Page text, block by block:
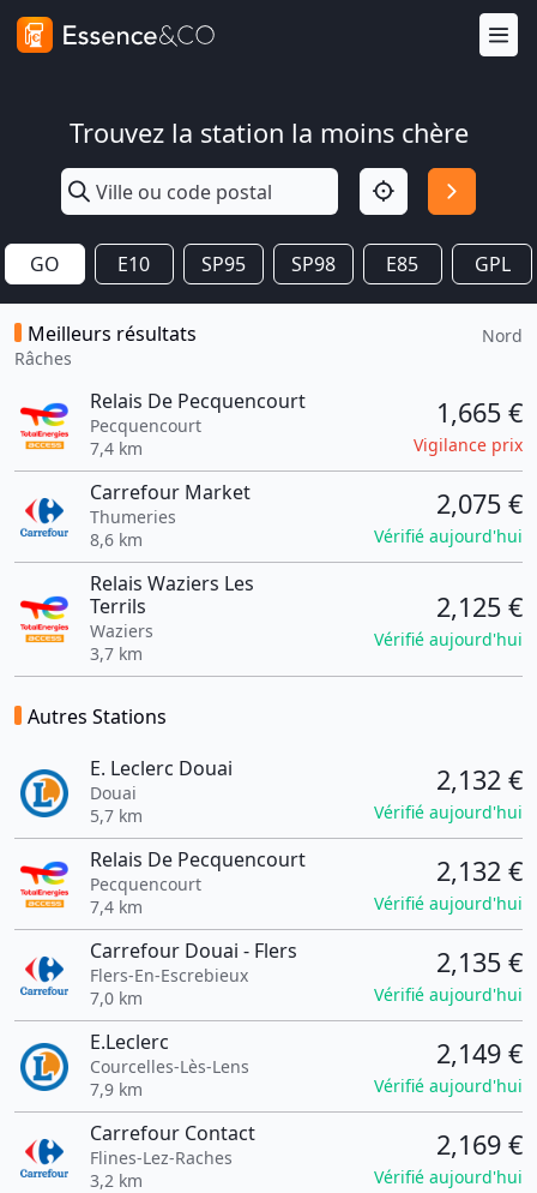
Trouvez la station la moins chère
GO E10 SP95 SP98 E85 GPL
Meilleurs résultats
Râches
Nord
Relais De Pecquencourt
Pecquencourt
7,4 km
1,665 €
Vigilance prix
Carrefour Market
Thumeries
8,6 km
2,075 €
Vérifié aujourd'hui
Relais Waziers Les
Terrils
Waziers
3,7 km
2,125 €
Vérifié aujourd'hui
Autres Stations
E. Leclerc Douai
Douai
5,7 km
2,132 €
Vérifié aujourd'hui
Relais De Pecquencourt
Pecquencourt
7,4 km
2,132 €
Vérifié aujourd'hui
Carrefour Douai - Flers
Flers-En-Escrebieux
7,0 km
2,135 €
Vérifié aujourd'hui
E.Leclerc
Courcelles-Lès-Lens
7,9 km
2,149 €
Vérifié aujourd'hui
Carrefour Contact
Flines-Lez-Raches
3,2 km
2,169 €
Vérifié aujourd'hui